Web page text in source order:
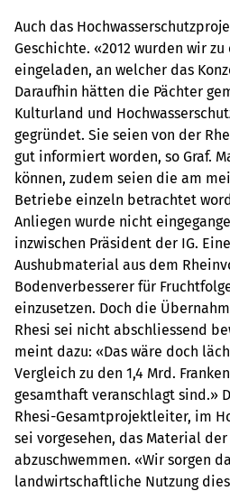
Auch das
Geschichte. «2012 wurden wir
eingeladen, an welcher das
Daraufhin hätten die Pächter
Kulturland und
gegründet. Sie seien von der
gut informiert worden, so Graf.
können, zudem seien die am
Betriebe einzeln betrachtet
Anliegen wurde nicht
inzwischen Präsident der IG.
Aushubmaterial aus dem
Bodenverbesserer für
einzusetzen. Doch die
Rhesi sei nicht abschliessend
meint dazu: «Das wäre doch
Vergleich zu den 1,4 Mrd.
gesamthaft veranschlagt sind.»
Rhesi-Gesamtprojektleiter, im
sei vorgesehen, das Material
abzuschwemmen. «Wir sorgen
landwirtschaftliche Nutzung